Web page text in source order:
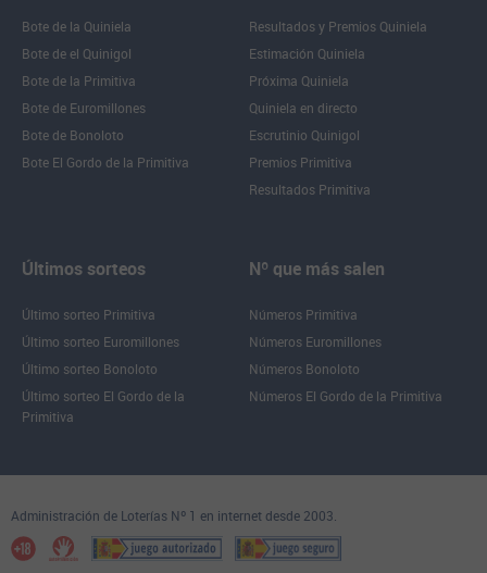
Bote de la Quiniela
Bote de el Quinigol
Bote de la Primitiva
Bote de Euromillones
Bote de Bonoloto
Bote El Gordo de la Primitiva
Resultados y Premios Quiniela
Estimación Quiniela
Próxima Quiniela
Quiniela en directo
Escrutinio Quinigol
Premios Primitiva
Resultados Primitiva
Últimos sorteos
Último sorteo Primitiva
Último sorteo Euromillones
Último sorteo Bonoloto
Último sorteo El Gordo de la
Primitiva
Nº que más salen
Números Primitiva
Números Euromillones
Números Bonoloto
Números El Gordo de la Primitiva
Administración de Loterías Nº 1 en internet desde 2003.